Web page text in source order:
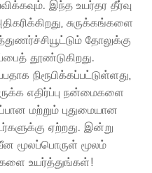
இந்த உயர்தர தீர்வு
சுருக்கங்களை
தோலுக்கு
தூண்டுகிறது.
நிரூபிக்கப்பட்டுள்ளது,
எதிர்ப்பு நன்மைகளை
மற்றும் புதுமையான
ஏற்றது. இன்று
மூலப்பொருள் மூலம்
உயர்த்துங்கள்!